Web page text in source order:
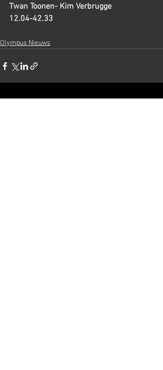
Twan Toonen- Kim Verbrugge
12.04-42.33
Olympus Nieuws